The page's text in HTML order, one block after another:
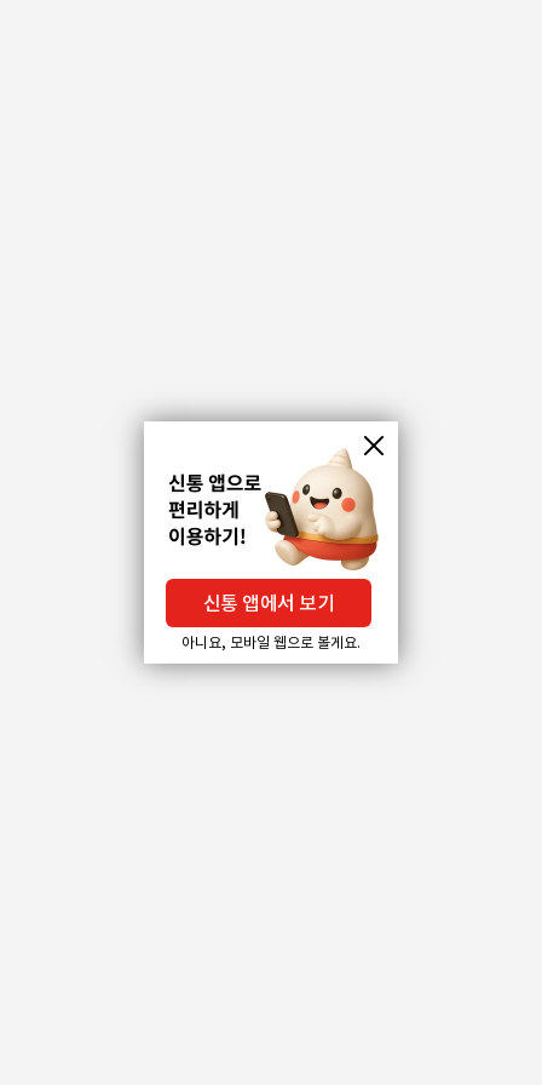
신통 앱에서 보기
아니요, 모바일 웹으로 볼게요.